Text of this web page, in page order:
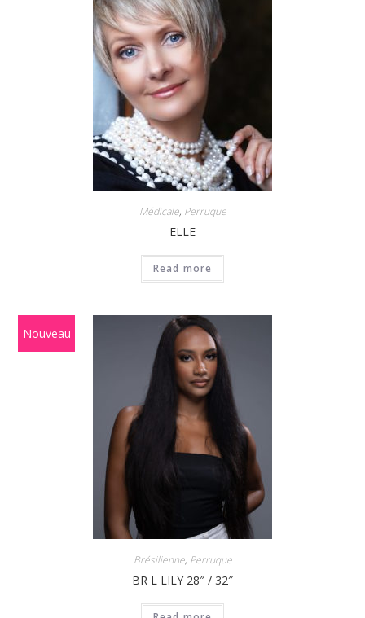
Médicale, Perruque
ELLE
Read more
Nouveau
Brésilienne, Perruque
BR L LILY 28″ / 32″